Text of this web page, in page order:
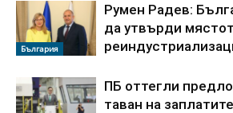
България
Румен Радев:
да утвърди
ПБ оттегли
таван на